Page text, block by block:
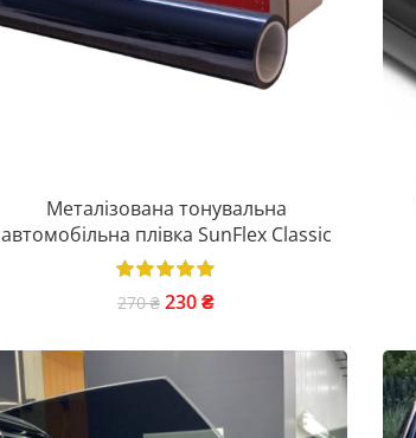
Металізована тонувальна
автомобільна плівка SunFlex Classic
270₴ 230₴